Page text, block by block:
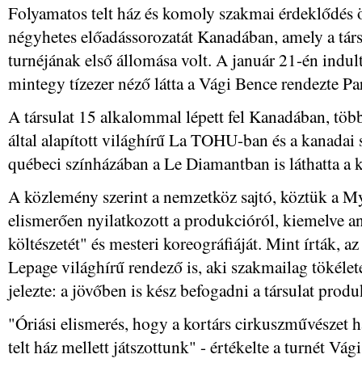
Folyamatos telt ház és komoly szakmai érdeklődés
négyhetes előadássorozatát Kanadában, amely a
turnéjának első állomása volt. A január 21-én
mintegy tízezer néző látta a Vági Bence rendezte
A társulat 15 alkalommal lépett fel Kanadában,
által alapított világhírű La TOHU-ban és a kanadai
québeci színházában a Le Diamantban is láthatta a
A közlemény szerint a nemzetköz sajtó, köztük a
elismerően nyilatkozott a produkcióról, kiemelve
költészetét" és mesteri koreográfiáját. Mint írták,
Lepage világhírű rendező is, aki szakmailag
jelezte: a jövőben is kész befogadni a társulat
"Óriási elismerés, hogy a kortárs cirkuszművészet
telt ház mellett játszottunk" - értékelte a turnét